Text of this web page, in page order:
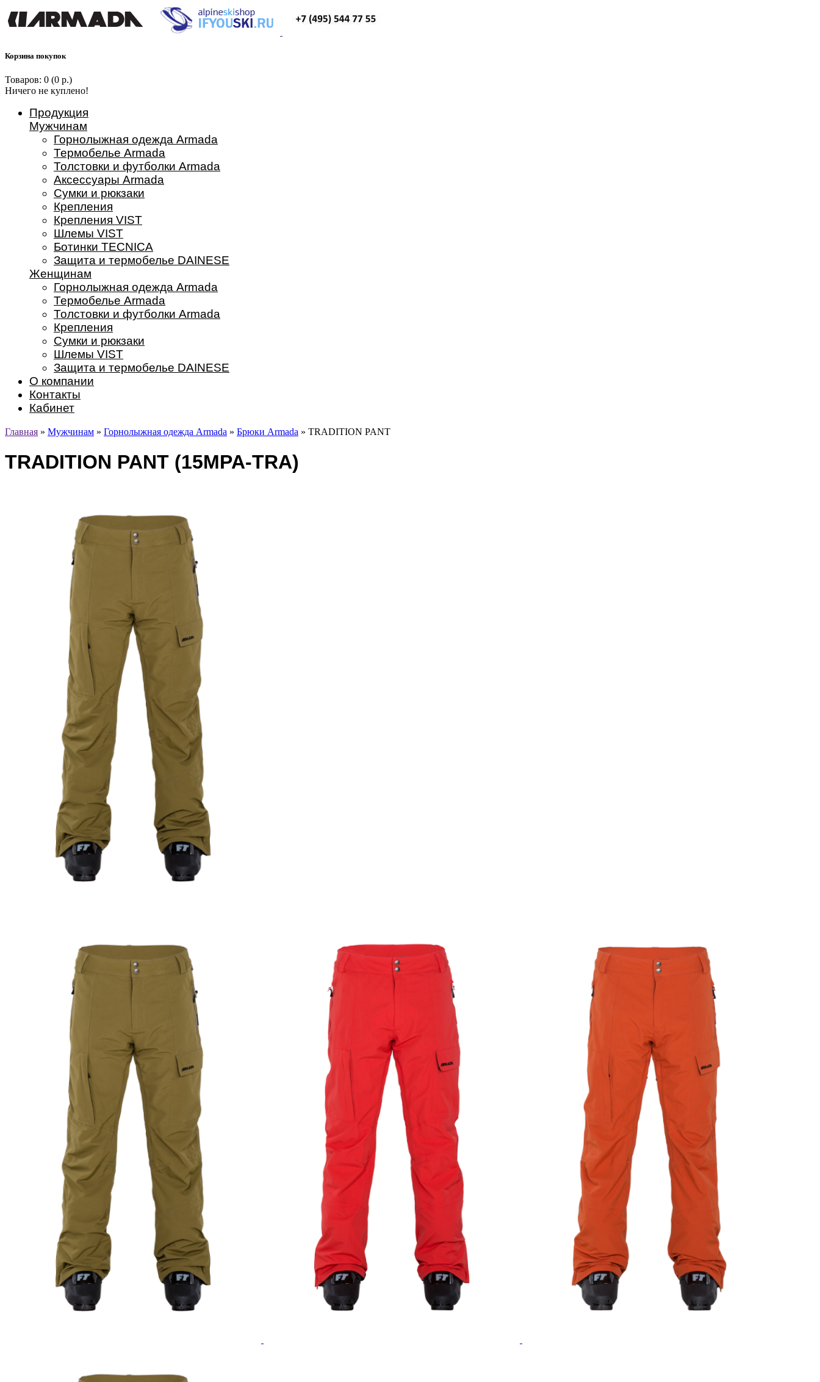
Корзина покупок
Товаров: 0 (0 р.)
Ничего не куплено!
Продукция
Мужчинам
Горнолыжная одежда Armada
Термобелье Armada
Толстовки и футболки Armada
Аксессуары Armada
Сумки и рюкзаки
Крепления
Крепления VIST
Шлемы VIST
Ботинки TECNICA
Защита и термобелье DAINESE
Женщинам
Горнолыжная одежда Armada
Термобелье Armada
Толстовки и футболки Armada
Крепления
Сумки и рюкзаки
Шлемы VIST
Защита и термобелье DAINESE
О компании
Контакты
Кабинет
Главная » Мужчинам » Горнолыжная одежда Armada » Брюки Armada » TRADITION PANT
TRADITION PANT (15MPA-TRA)